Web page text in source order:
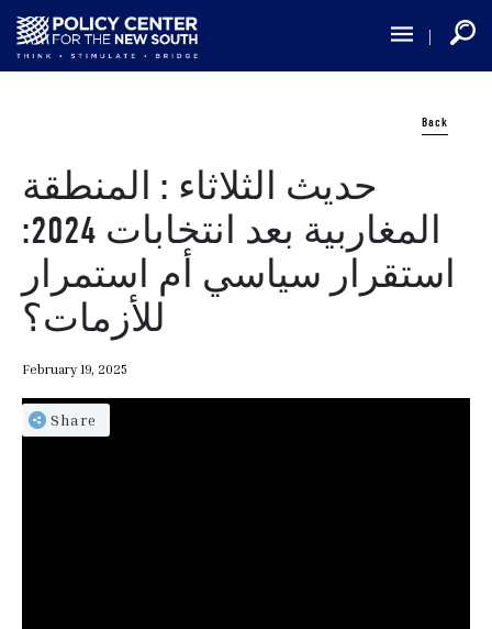
Skip
main
Back
حديث الثلاثاء : المنطقة
المغاربية بعد انتخابات 2024:
استقرار سياسي أم استمرار
للأزمات؟
February 19, 2025
Share